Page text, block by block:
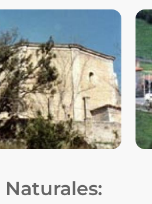
Naturales: